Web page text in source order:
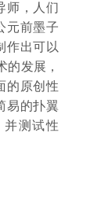
师，人们
元前墨子
作出可以
的发展，
的原创性
易的扑翼
并测试性